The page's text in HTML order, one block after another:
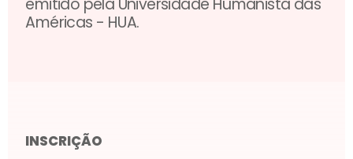
emitido pela Universidade Humanista das
Américas - HUA.
INSCRIÇÃO